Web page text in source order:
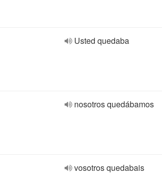
Usted quedaba
nosotros quedábamos
vosotros quedabais